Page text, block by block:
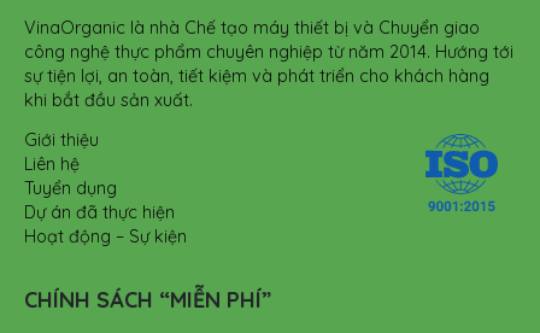
VinaOrganic là nhà Chế tạo máy thiết bị và Chuyển giao
công nghệ thực phẩm chuyên nghiệp từ năm 2014. Hướng tới
sự tiện lợi, an toàn, tiết kiệm và phát triển cho khách hàng
khi bắt đầu sản xuất.
Giới thiệu
Liên hệ
Tuyển dụng
Dự án đã thực hiện
Hoạt động – Sự kiện
CHÍNH SÁCH “MIỄN PHÍ”